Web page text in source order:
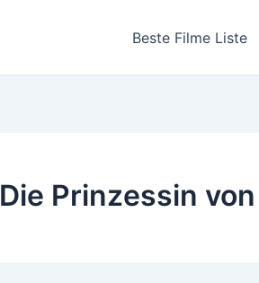
Beste Filme Liste
Die Prinzessin